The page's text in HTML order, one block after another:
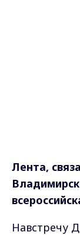
Лента,
Навстречу